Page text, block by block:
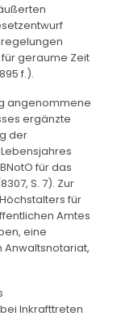
geraume Zeit
f.).
angenommene
ergänzte
der
für das
S. 7). Zur
für
Amtes
eine
Inkrafttreten